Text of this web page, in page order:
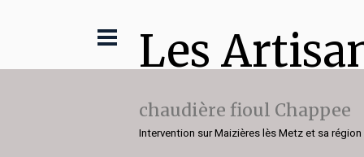
Les
chaudière fioul Chappee
Intervention sur Maizières lès Metz et sa région